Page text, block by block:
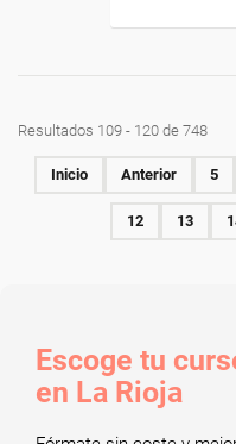
Resultados 109 - 120 de 748
Inicio Anterior 5
12 13
Escoge tu
en La Rioja